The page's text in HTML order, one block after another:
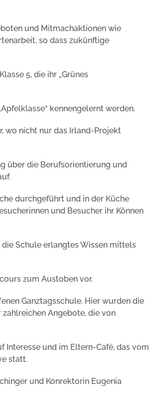
und Mitmachaktionen wie
so dass zukünftige
5, die ihr „Grünes
kennengelernt werden.
wo nicht nur das Irland-Projekt
über die Berufsorientierung und
durchgeführt und in der Küche
und Besucher ihr Können
Schule erlangtes Wissen mittels
zum Austoben vor.
Ganztagsschule. Hier wurden die
Angebote, die von
Interesse und im Eltern-Café, das vom
statt.
und Konrektorin Eugenia